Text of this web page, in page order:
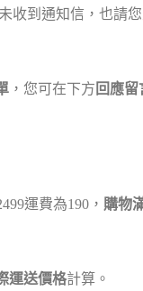
收到通知信，也請您
，您可在下方 回應留
運費為190， 購物
運送價格計算。